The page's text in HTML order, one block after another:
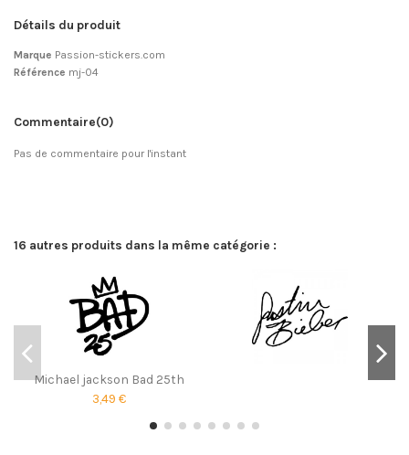
Détails du produit
Marque Passion-stickers.com
Référence mj-04
Commentaire(0)
Pas de commentaire pour l'instant
16 autres produits dans la même catégorie :
Michael jackson Bad 25th
3,49 €